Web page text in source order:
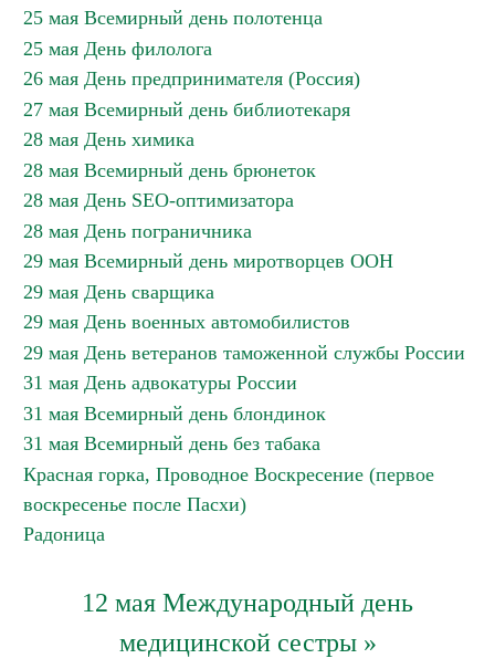
25 мая Всемирный день полотенца
25 мая День филолога
26 мая День предпринимателя (Россия)
27 мая Всемирный день библиотекаря
28 мая День химика
28 мая Всемирный день брюнеток
28 мая День SEO-оптимизатора
28 мая День пограничника
29 мая Всемирный день миротворцев ООН
29 мая День сварщика
29 мая День военных автомобилистов
29 мая День ветеранов таможенной службы России
31 мая День адвокатуры России
31 мая Всемирный день блондинок
31 мая Всемирный день без табака
Красная горка, Проводное Воскресение (первое
воскресенье после Пасхи)
Радоница
12 мая Международный день
медицинской сестры »